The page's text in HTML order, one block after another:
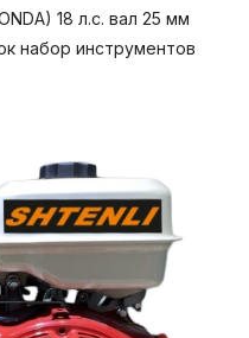
18 л.с. вал 25 мм
набор инструментов